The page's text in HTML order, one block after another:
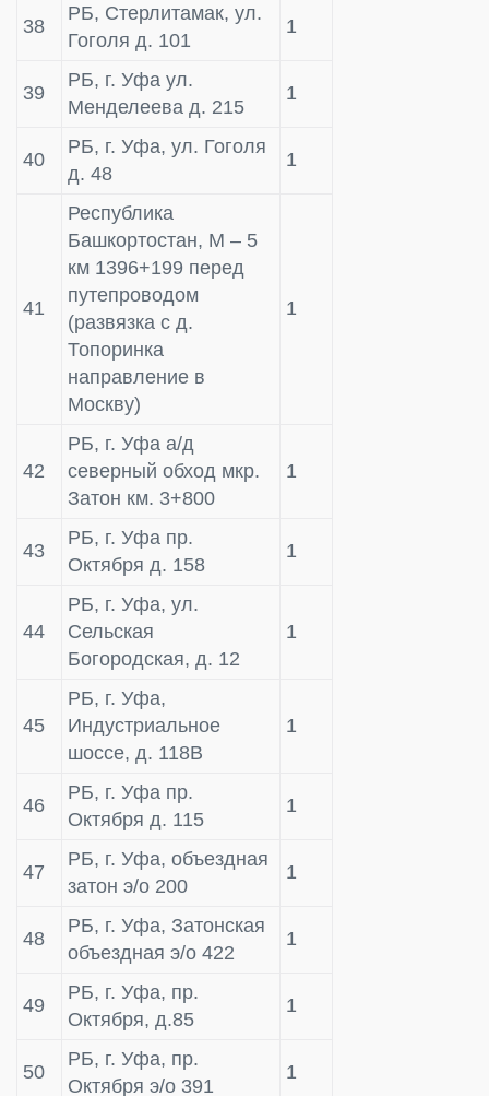
38
РБ, Стерлитамак, ул.
Гоголя д. 101
1
39
РБ, г. Уфа ул.
Менделеева д. 215
1
40
РБ, г. Уфа, ул. Гоголя
д. 48
1
41
Республика
Башкортостан, М – 5
км 1396+199 перед
путепроводом
(развязка с д.
Топоринка
направление в
Москву)
1
42
РБ, г. Уфа а/д
северный обход мкр.
Затон км. 3+800
1
43
РБ, г. Уфа пр.
Октября д. 158
1
44
РБ, г. Уфа, ул.
Сельская
Богородская, д. 12
1
45
РБ, г. Уфа,
Индустриальное
шоссе, д. 118В
1
46
РБ, г. Уфа пр.
Октября д. 115
1
47
РБ, г. Уфа, объездная
затон э/о 200
1
48
РБ, г. Уфа, Затонская
объездная э/о 422
1
49
РБ, г. Уфа, пр.
Октября, д.85
1
50
РБ, г. Уфа, пр.
Октября э/о 391
1